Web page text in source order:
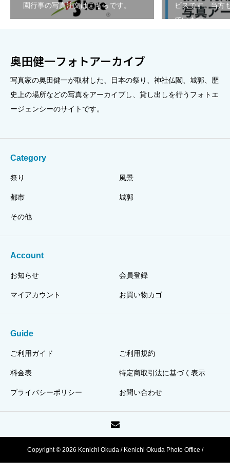
園行事の写真注文はこちらです。
ビスです。当方
ています。
奥田健一フォトアーカイブ
写真家の奥田健一が取材した、日本の祭り、神社仏閣、城郭、歴
史上の場所などの写真をアーカイブし、貸し出しを行うフォトエ
ージェンシーのサイトです。
Category
祭り 風景
都市 城郭
その他
Account
お知らせ 会員登録
マイアカウント お買い物カゴ
Guide
ご利用ガイド ご利用規約
料金表 特定商取引法に基づく表示
プライバシーポリシー お問い合わせ
Copyright © 2026 Kenichi Okuda / Kenichi Okuda Photo Office /